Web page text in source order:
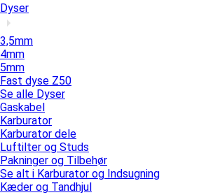
Dyser
3,5mm
4mm
5mm
Fast dyse Z50
Se alle Dyser
Gaskabel
Karburator
Karburator dele
Luftilter og Studs
Pakninger og Tilbehør
Se alt i Karburator og Indsugning
Kæder og Tandhjul